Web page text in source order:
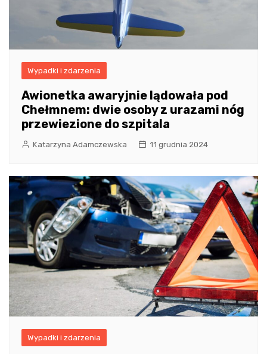
Wypadki i zdarzenia
Awionetka awaryjnie lądowała pod
Chełmnem: dwie osoby z urazami nóg
przewiezione do szpitala
Katarzyna Adamczewska 11 grudnia 2024
Wypadki i zdarzenia